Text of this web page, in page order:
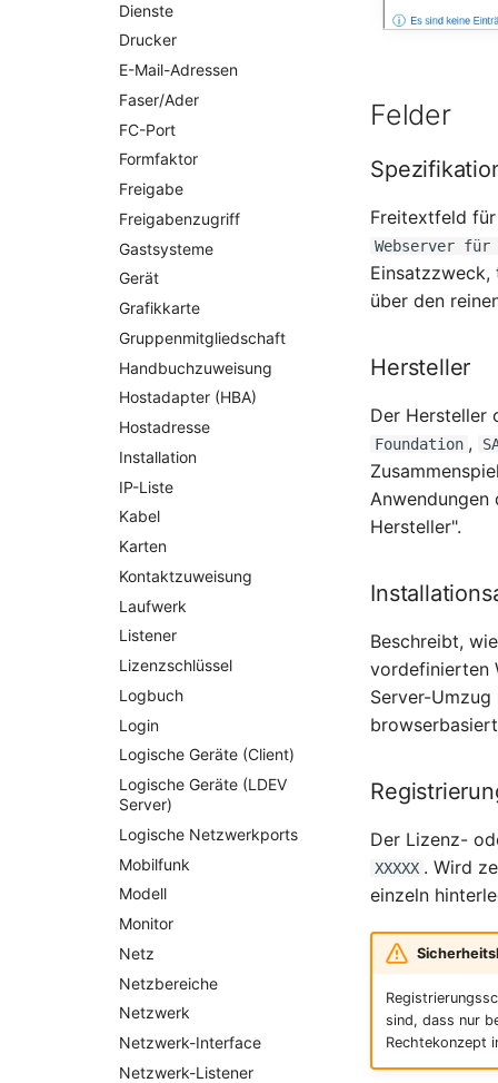
Dienste
Drucker
E-Mail-Adressen
Faser/Ader
FC-Port
Formfaktor
Freigabe
Freigabenzugriff
Gastsysteme
Gerät
Grafikkarte
Gruppenmitgliedschaft
Handbuchzuweisung
Hostadapter (HBA)
Hostadresse
Installation
IP-Liste
Kabel
Karten
Kontaktzuweisung
Laufwerk
Listener
Lizenzschlüssel
Logbuch
Login
Logische Geräte (Client)
Logische Geräte (LDEV
Server)
Logische Netzwerkports
Mobilfunk
Modell
Monitor
Netz
Netzbereiche
Netzwerk
Netzwerk-Interface
Netzwerk-Listener
Felder
Freitextfeld
Webserver
Einsatzzweck,
über den
Hersteller
Der Hersteller
Foundation ,
Anwendungen
Hersteller".
Beschreibt,
vordefinierten
Server-
Der Lizenz-
XXXXX . Wird
einzeln
sind, dass nur
Rechtekonzept